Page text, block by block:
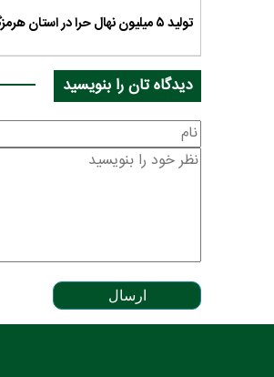
تولید ۵ میلیون نهال حرا در استان هرمزگان
دیدگاه تان را بنویسید
ارسال